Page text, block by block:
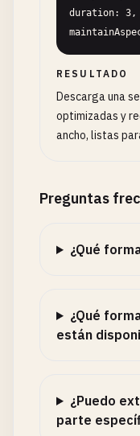
duration: 3,
RESULTADO
Descarga una
optimizadas y
ancho, listas
Preguntas
¿Qué
¿Qué
están
¿Puedo
parte